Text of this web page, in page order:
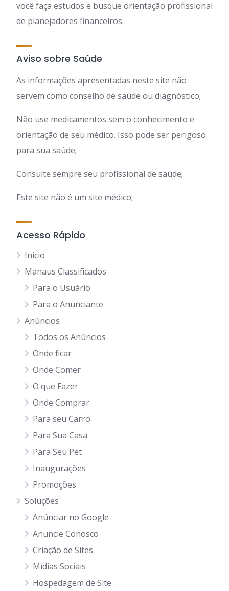
você faça estudos e busque orientação profissional
de planejadores financeiros.
Aviso sobre Saúde
As informações apresentadas neste site não
servem como conselho de saúde ou diagnóstico;
Não use medicamentos sem o conhecimento e
orientação de seu médico. Isso pode ser perigoso
para sua saúde;
Consulte sempre seu profissional de saúde;
Este site não é um site médico;
Acesso Rápido
Início
Manaus Classificados
Para o Usuário
Para o Anunciante
Anúncios
Todos os Anúncios
Onde ficar
Onde Comer
O que Fazer
Onde Comprar
Para seu Carro
Para Sua Casa
Para Seu Pet
Inaugurações
Promoções
Soluções
Anúnciar no Google
Anuncie Conosco
Criação de Sites
Mídias Sociais
Hospedagem de Site